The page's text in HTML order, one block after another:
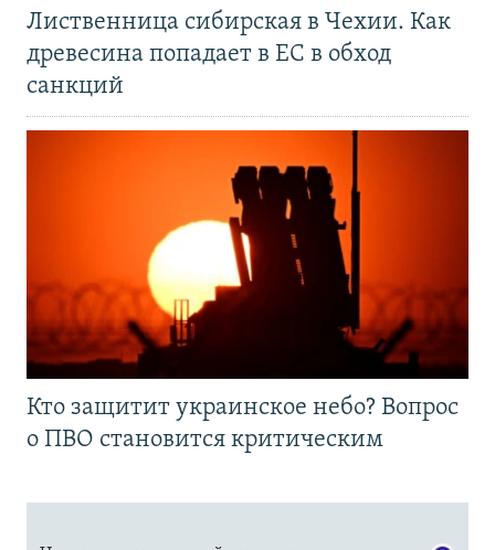
Лиственница сибирская в Чехии. Как
древесина попадает в ЕС в обход
санкций
Кто защитит украинское небо? Вопрос
о ПВО становится критическим